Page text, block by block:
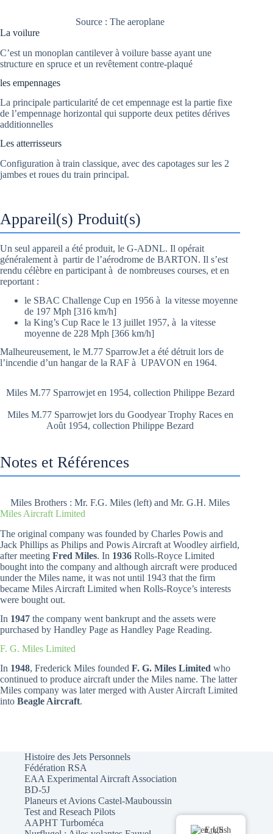
Source : The aeroplane
La voilure
C’est un monoplan cantilever à voilure basse ayant une
structure en spruce et un revêtement contre-plaqué
les empennages
La principale particularité de cet empennage est la partie fixe
de l’empennage horizontal qui supporte deux petites dérives
additionnelles
Les atterrisseurs
Configuration à train classique, avec des capotages sur les 2
jambes et roues du train principal.
Appareil(s) Produit(s)
Un seul appareil a été produit, le G-ADNL. Il opérait
généralement à partir de l’aérodrome de BARTON. Il s’est
rendu célèbre en participant à de nombreuses courses, et en
reportant :
le SBAC Challenge Cup en 1956 à la vitesse moyenne
de 197 Mph [316 km/h]
la King’s Cup Race le 13 juillet 1957, à la vitesse
moyenne de 228 Mph [366 km/h]
Malheureusement, le M.77 SparrowJet a été détruit lors de
l’incendie d’un hangar de la RAF à UPAVON en 1964.
Miles M.77 Sparrowjet en 1954, collection Philippe Bezard
Miles M.77 Sparrowjet lors du Goodyear Trophy Races en
Août 1954, collection Philippe Bezard
Notes et Références
Miles Brothers : Mr. F.G. Miles (left) and Mr. G.H. Miles
Miles Aircraft Limited
The original company was founded by Charles Powis and
Jack Phillips as Philips and Powis Aircraft at Woodley airfield,
after meeting Fred Miles. In 1936 Rolls-Royce Limited
bought into the company and although aircraft were produced
under the Miles name, it was not until 1943 that the firm
became Miles Aircraft Limited when Rolls-Royce’s interests
were bought out.
In 1947 the company went bankrupt and the assets were
purchased by Handley Page as Handley Page Reading.
F. G. Miles Limited
In 1948, Frederick Miles founded F. G. Miles Limited who
continued to produce aircraft under the Miles name. The latter
Miles company was later merged with Auster Aircraft Limited
into Beagle Aircraft.
Histoire des Jets Personnels
Fédération RSA
EAA Experimental Aircraft Association
BD-5J
Planeurs et Avions Castel-Mauboussin
Test and Reseach Pilots
AAPHT Turboméca
English